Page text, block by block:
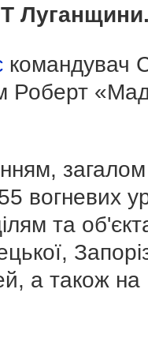
командувач
Роберт
загалом
вогневих
та
а також на